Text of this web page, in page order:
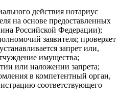
действия нотариус
на основе предоставленных
Российской Федерации);
заявителя; проверяет
запрет или,
имущества;
или наложении запрета;
в компетентный орган,
соответствующего